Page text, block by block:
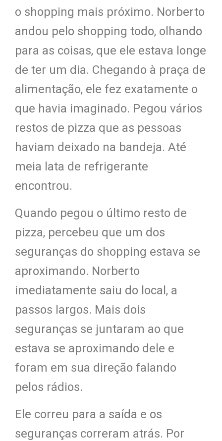
o shopping mais próximo. Norberto
andou pelo shopping todo, olhando
para as coisas, que ele estava longe
de ter um dia. Chegando à praça de
alimentação, ele fez exatamente o
que havia imaginado. Pegou vários
restos de pizza que as pessoas
haviam deixado na bandeja. Até
meia lata de refrigerante
encontrou.
Quando pegou o último resto de
pizza, percebeu que um dos
seguranças do shopping estava se
aproximando. Norberto
imediatamente saiu do local, a
passos largos. Mais dois
seguranças se juntaram ao que
estava se aproximando dele e
foram em sua direção falando
pelos rádios.
Ele correu para a saída e os
seguranças correram atrás. Por